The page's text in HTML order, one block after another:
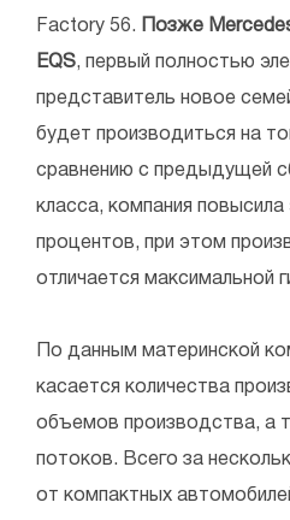
Factory 56. Позже
EQS, первый полностью
представитель новое
будет производиться на
сравнению с предыдущей
класса, компания
процентов, при этом
отличается максимальной
По данным материнской
касается количества
объемов производства, а
потоков. Всего за
от компактных